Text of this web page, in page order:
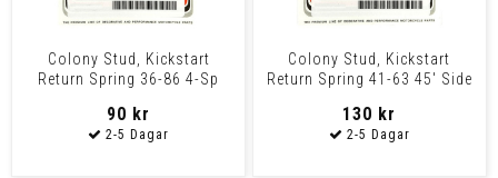
Colony Stud, Kickstart
Return Spring 36-86 4-Sp
90 kr
Colony Stud, Kickstart
Return Spring 41-63 45' Side
130 kr